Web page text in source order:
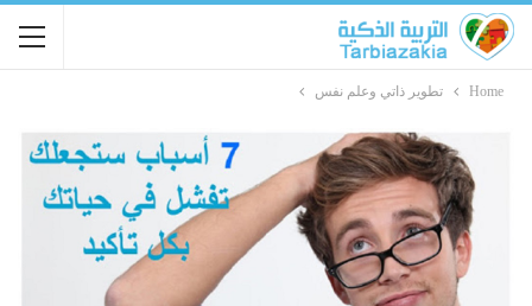
Home تطوير ذاتي وعلم نفس